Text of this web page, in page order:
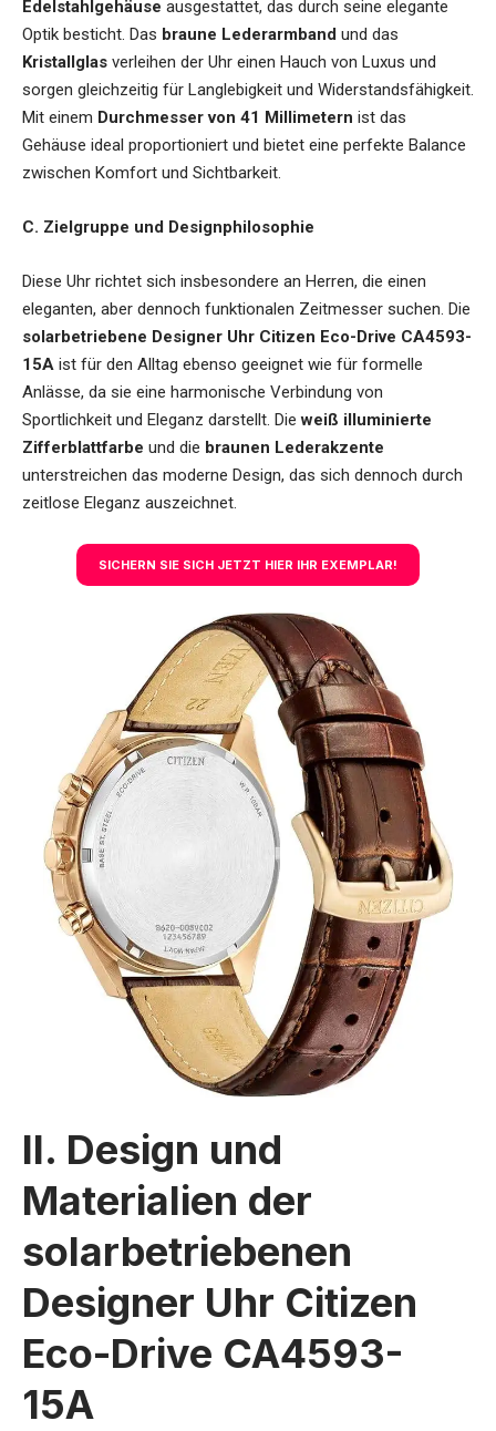
Edelstahlgehäuse ausgestattet, das durch seine elegante
Optik besticht. Das braune Lederarmband und das
Kristallglas verleihen der Uhr einen Hauch von Luxus und
sorgen gleichzeitig für Langlebigkeit und Widerstandsfähigkeit.
Mit einem Durchmesser von 41 Millimetern ist das
Gehäuse ideal proportioniert und bietet eine perfekte Balance
zwischen Komfort und Sichtbarkeit.
C. Zielgruppe und Designphilosophie
Diese Uhr richtet sich insbesondere an Herren, die einen
eleganten, aber dennoch funktionalen Zeitmesser suchen. Die
solarbetriebene Designer Uhr Citizen Eco-Drive CA4593-
15A ist für den Alltag ebenso geeignet wie für formelle
Anlässe, da sie eine harmonische Verbindung von
Sportlichkeit und Eleganz darstellt. Dieweiß illuminierte
Zifferblattfarbe und die braunen Lederakzente
unterstreichen das moderne Design, das sich dennoch durch
zeitlose Eleganz auszeichnet.
SICHERN SIE SICH JETZT HIER IHR EXEMPLAR!
II. Design und
Materialien der
solarbetriebenen
Designer Uhr Citizen
Eco-Drive CA4593-
15A